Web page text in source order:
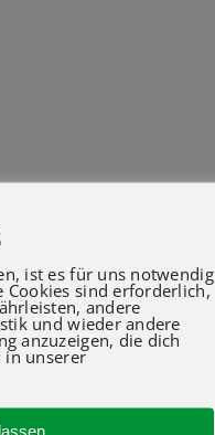
ist es für uns notwendig
Cookies sind erforderlich,
andere
und wieder andere
anzuzeigen, die dich
in unserer